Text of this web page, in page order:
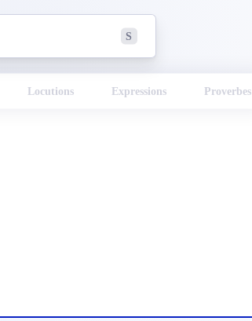
S
Locutions Expressions Proverbes